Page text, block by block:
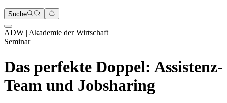
Suche
ADW | Akademie der Wirtschaft
Seminar
Das perfekte Doppel: Assistenz-
Team und Jobsharing